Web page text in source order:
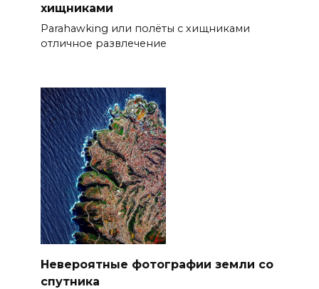
хищниками
Parahawking или полёты с хищниками
отличное развлечение
Невероятные фотографии земли со
спутника